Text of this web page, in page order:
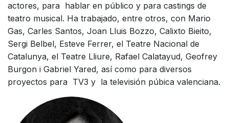
actores, para hablar en público y para castings de
teatro musical. Ha trabajado, entre otros, con Mario
Gas, Carles Santos, Joan Lluis Bozzo, Calixto Bieito,
Sergi Belbel, Esteve Ferrer, el Teatre Nacional de
Catalunya, el Teatre Lliure, Rafael Calatayud, Geofrey
Burgon i Gabriel Yared, así como para diversos
proyectos para TV3 y la televisión púbica valenciana.